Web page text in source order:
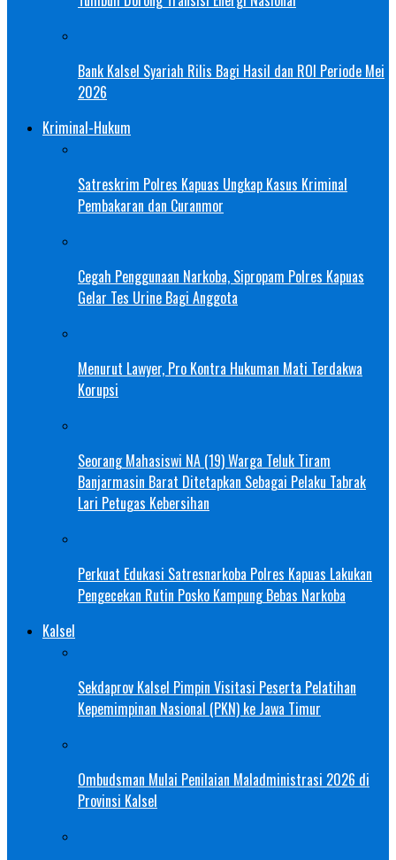
Bank Kalsel Syariah Rilis Bagi Hasil dan ROI Periode Mei
2026
Kriminal-Hukum
Satreskrim Polres Kapuas Ungkap Kasus Kriminal
Pembakaran dan Curanmor
Cegah Penggunaan Narkoba, Sipropam Polres Kapuas
Gelar Tes Urine Bagi Anggota
Menurut Lawyer, Pro Kontra Hukuman Mati Terdakwa
Korupsi
Seorang Mahasiswi NA (19) Warga Teluk Tiram
Banjarmasin Barat Ditetapkan Sebagai Pelaku Tabrak
Lari Petugas Kebersihan
Perkuat Edukasi Satresnarkoba Polres Kapuas Lakukan
Pengecekan Rutin Posko Kampung Bebas Narkoba
Kalsel
Sekdaprov Kalsel Pimpin Visitasi Peserta Pelatihan
Kepemimpinan Nasional (PKN) ke Jawa Timur
Ombudsman Mulai Penilaian Maladministrasi 2026 di
Provinsi Kalsel